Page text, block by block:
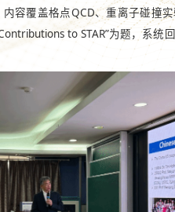
容覆盖格点QCD、重离子碰撞
to STAR”为题，系统